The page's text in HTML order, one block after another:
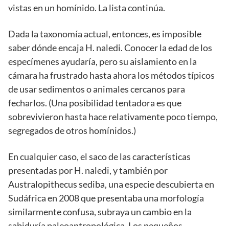
vistas en un homínido. La lista continúa.
Dada la taxonomía actual, entonces, es imposible
saber dónde encaja H. naledi. Conocer la edad de los
especímenes ayudaría, pero su aislamiento en la
cámara ha frustrado hasta ahora los métodos típicos
de usar sedimentos o animales cercanos para
fecharlos. (Una posibilidad tentadora es que
sobrevivieron hasta hace relativamente poco tiempo,
segregados de otros homínidos.)
En cualquier caso, el saco de las características
presentadas por H. naledi, y también por
Australopithecus sediba, una especie descubierta en
Sudáfrica en 2008 que presentaba una morfología
similarmente confusa, subraya un cambio en la